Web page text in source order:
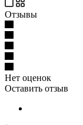
Отзывы
Нет оценок
Оставить отзыв